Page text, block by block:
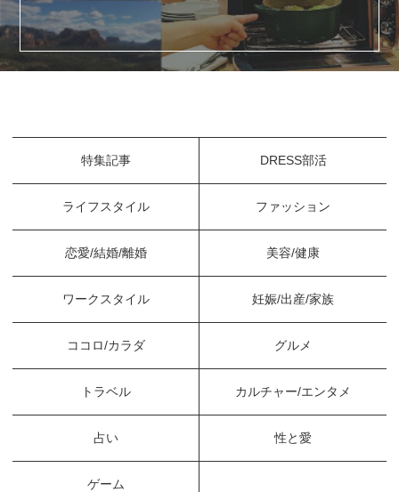
特集記事 DRESS部活
ライフスタイル ファッション
恋愛/結婚/離婚 美容/健康
ワークスタイル 妊娠/出産/家族
ココロ/カラダ グルメ
トラベル カルチャー/エンタメ
占い 性と愛
ゲーム